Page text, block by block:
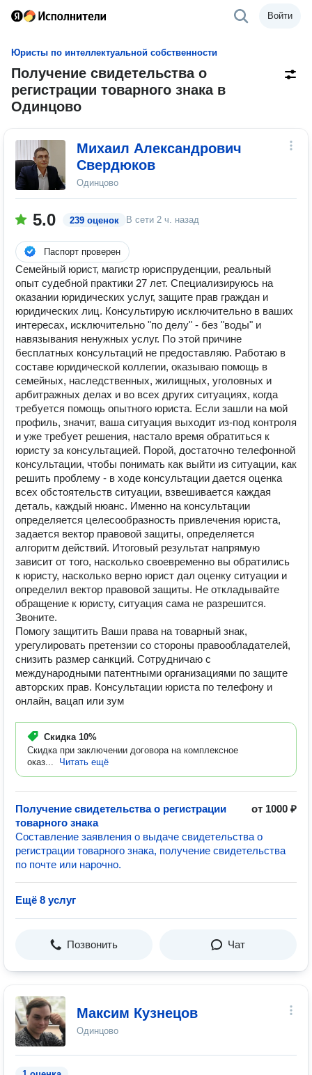
Войти
Юристы по интеллектуальной собственности
Получение свидетельства о
регистрации товарного знака в
Одинцово
Михаил Александрович
Свердюков
Одинцово
5.0 239 оценок В сети 2 ч. назад
Паспорт проверен
Семейный юрист, магистр юриспруденции, реальный
опыт судебной практики 27 лет. Специализируюсь на
оказании юридических услуг, защите прав граждан и
юридических лиц. Консультирую исключительно в ваших
интересах, исключительно "по делу" - без "воды" и
навязывания ненужных услуг. По этой причине
бесплатных консультаций не предоставляю. Работаю в
составе юридической коллегии, оказываю помощь в
семейных, наследственных, жилищных, уголовных и
арбитражных делах и во всех других ситуациях, когда
требуется помощь опытного юриста. Если зашли на мой
профиль, значит, ваша ситуация выходит из-под контроля
и уже требует решения, настало время обратиться к
юристу за консультацией. Порой, достаточно телефонной
консультации, чтобы понимать как выйти из ситуации, как
решить проблему - в ходе консультации дается оценка
всех обстоятельств ситуации, взвешивается каждая
деталь, каждый нюанс. Именно на консультации
определяется целесообразность привлечения юриста,
задается вектор правовой защиты, определяется
алгоритм действий. Итоговый результат напрямую
зависит от того, насколько своевременно вы обратились
к юристу, насколько верно юрист дал оценку ситуации и
определил вектор правовой защиты. Не откладывайте
обращение к юристу, ситуация сама не разрешится.
Звоните.
Помогу защитить Ваши права на товарный знак,
урегулировать претензии со стороны правообладателей,
снизить размер санкций. Сотрудничаю с
международными патентными организациями по защите
авторских прав. Консультации юриста по телефону и
онлайн, вацап или зум
Скидка 10%
Скидка при заключении договора на комплексное
оказ...
Читать ещё
Получение свидетельства о регистрации
товарного знака
от 1000 ₽
Составление заявления о выдаче свидетельства о
регистрации товарного знака, получение свидетельства
по почте или нарочно.
Ещё 8 услуг
Позвонить Чат
Максим Кузнецов
Одинцово